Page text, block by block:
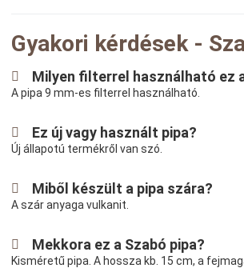
Gyakori kérdések -
Milyen filterrel használható ez
A pipa 9 mm-es filterrel használható.
Ez új vagy használt pipa?
Új állapotú termékről van szó.
Miből készült a pipa szára?
A szár anyaga vulkanit.
Mekkora ez a Szabó pipa?
Kisméretű pipa. A hossza kb. 15 cm, a